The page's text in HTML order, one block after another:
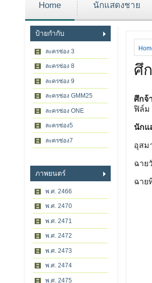
Home นักแสดงชาย
ป้ายกำกับ
ละครช่อง 3
ละครช่อง 8
ละครช่อง 9
ละครช่อง GMM25
ละครช่อง ONE
ละครช่อง5
ละครช่อง7
ภาพยนตร์
พ.ศ. 2466
พ.ศ. 2470
พ.ศ. 2471
พ.ศ. 2472
พ.ศ. 2473
พ.ศ. 2474
พ.ศ. 2475
ศึ
ศึกจ้
ฟิล์ม
นักแ
อุสม
ฉาย
ฉาย